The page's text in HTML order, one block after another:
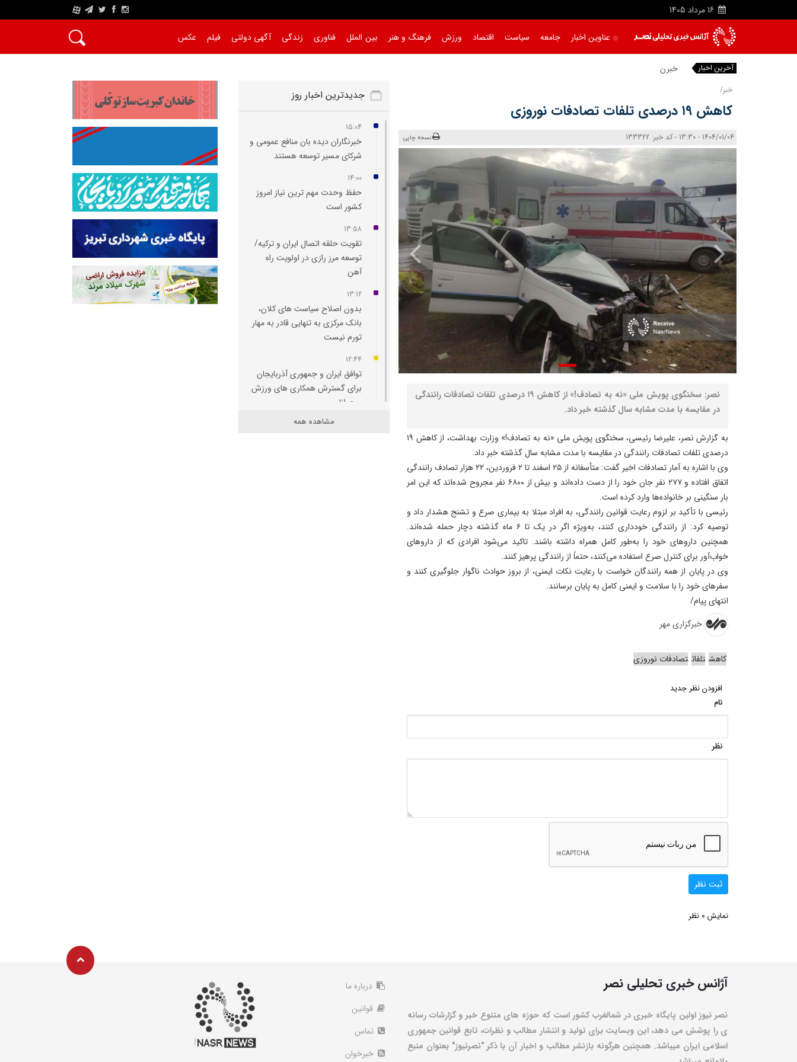
16 مرداد 1405
A
عناوین اخبار جامعه سیاست اقتصاد ورزش فرهنگ و هنر بین الملل فناوری زندگی آگهی دولتی فیلم عکس
آخرین اخبار خبرنگارا
خبر/
کاهش ۱۹ درصدی تلفات تصادفات نوروزی
1404/01/04 - 13:30 - کد خبر: 133322 نسخه چاپی
نصر: سخنگوی پویش ملی «نه به تصادف!» از کاهش ۱۹ درصدی تلفات تصادفات رانندگی
در مقایسه با مدت مشابه سال گذشته خبر داد.
به گزارش نصر، علیرضا رئیسی، سخنگوی پویش ملی «نه به تصادف!» وزارت بهداشت، از کاهش ۱۹
درصدی تلفات تصادفات رانندگی در مقایسه با مدت مشابه سال گذشته خبر داد.
وی با اشاره به آمار تصادفات اخیر گفت: متأسفانه از ۲۵ اسفند تا ۲ فروردین، ۲۲ هزار تصادف رانندگی
اتفاق افتاده و ۲۷۷ نفر جان خود را از دست داده‌اند و بیش از ۶۸۰۰ نفر مجروح شده‌اند که این امر
بار سنگینی بر خانواده‌ها وارد کرده است.
رئیسی با تأکید بر لزوم رعایت قوانین رانندگی، به افراد مبتلا به بیماری صرع و تشنج هشدار داد و
توصیه کرد: از رانندگی خودداری کنند، به‌ویژه اگر در یک تا ۶ ماه گذشته دچار حمله شده‌اند.
همچنین داروهای خود را به‌طور کامل همراه داشته باشند. تاکید می‌شود افرادی که از داروهای
خواب‌آور برای کنترل صرع استفاده می‌کنند، حتماً از رانندگی پرهیز کنند.
وی در پایان از همه رانندگان خواست با رعایت نکات ایمنی، از بروز حوادث ناگوار جلوگیری کنند و
سفرهای خود را با سلامت و ایمنی کامل به پایان برسانند.
انتهای پیام/
خبرگزاری مهر
کاهش تلفات تصادفات نوروزی
افزودن نظر جدید
نام
نظر
ثبت نظر
نمایش 0 نظر
جدیدترین اخبار روز
15:04
خبرنگاران دیده‌ بان منافع عمومی و
شرکای مسیر توسعه هستند
14:00
حفظ وحدت مهم‌ ترین نیاز امروز
کشور است
13:58
تقویت حلقه اتصال ایران و ترکیه/
توسعه مرز رازی در اولویت راه‌
آهن
13:12
بدون اصلاح سیاست‌ های کلان،
بانک مرکزی به تنهایی قادر به مهار
تورم نیست
12:44
توافق ایران و جمهوری آذربایجان
برای گسترش همکاری‌ های ورزش
و جوانان
مشاهده همه
آژانس خبری تحلیلی نصر
نصر نیوز اولین پایگاه خبری در شمالغرب کشور است که حوزه های متنوع خبر و گزارشات رسانه
ی را پوشش می دهد، این وبسایت برای تولید و انتشار مطالب و نظرات، تابع قوانین جمهوری
اسلامی ایران میباشد. همچنین هرگونه بازنشر مطالب و اخبار آن با ذکر "نصرنیوز" بعنوان منبع
درباره ما
قوانین
تماس
خبرخوان